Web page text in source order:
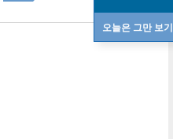
오늘은 그만 보기